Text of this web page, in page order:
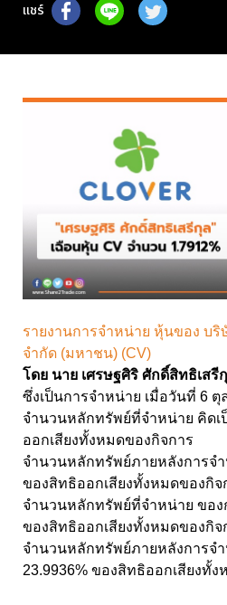
แชร์
รายงานการจำหน่าย หุ้นของ บริ
จำกัด (มหาชน) (CV)
โดย นาย เศรษฐศิริ ศักดิ์สิทธิเสรี
ซึ่งเป็นการจำหน่าย เมื่อวันที่ 6 ตุ
จำนวนหลักทรัพย์ที่จำหน่าย คิดเ
ออกเสียงทั้งหมดของกิจการ
จำนวนหลักทรัพย์ภายหลังการจำ
ของสิทธิออกเสียงทั้งหมดของกิจ
จำนวนหลักทรัพย์ที่จำหน่าย ของ
ของสิทธิออกเสียงทั้งหมดของกิจ
จำนวนหลักทรัพย์ภายหลังการจ
23.9936% ของสิทธิออกเสียงทั้ง